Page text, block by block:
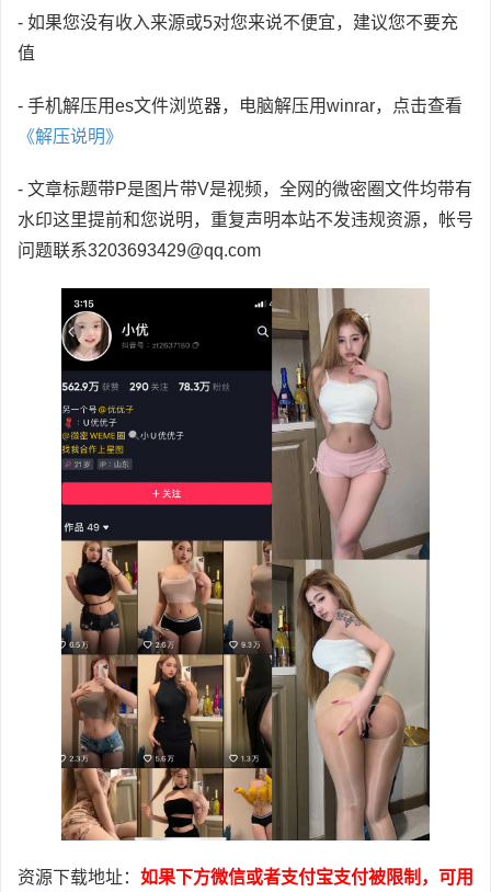
- 如果您没有收入来源或5对您来说不便宜，建议您不要充
值
- 手机解压用es文件浏览器，电脑解压用winrar，点击查看
《解压说明》
- 文章标题带P是图片带V是视频，全网的微密圈文件均带有
水印这里提前和您说明，重复声明本站不发违规资源，帐号
问题联系3203693429@qq.com
资源下载地址： 如果下方微信或者支付宝支付被限制，可用